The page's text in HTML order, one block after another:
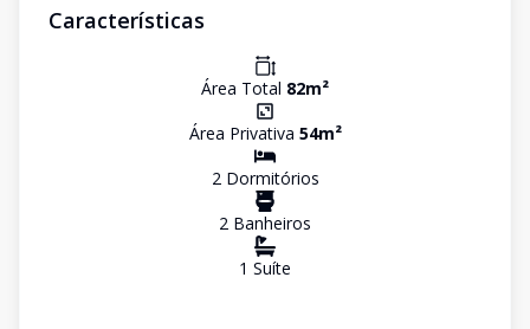
Características
Área Total 82m²
Área Privativa 54m²
2Dormitórios
2 Banheiros
1 Suíte